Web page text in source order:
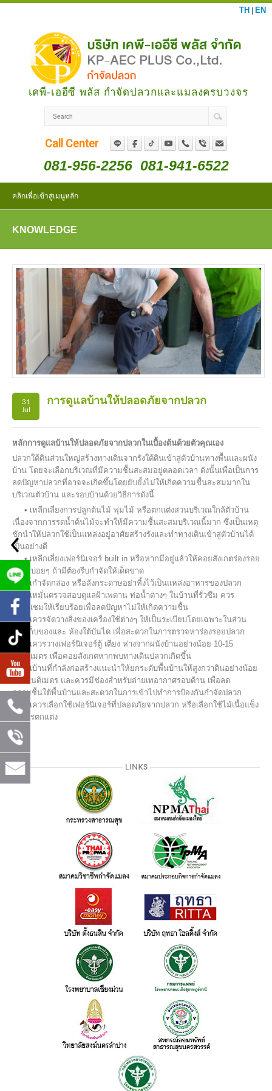
TH EN
เคพี-เออีซี พลัส กำจัดปลวกและแมลงครบวงจร
Call Center
081-956-2256 081-941-6522
คลิกเพื่อเข้าสู่เมนูหลัก
KNOWLEDGE
31
Jul
การดูแลบ้านให้ปลอดภัยจากปลวก
หลักการดูแลบ้านให้ปลอดภัยจากปลวกในเบื้องต้นด้วยตัวคุณเอง
ปลวกใต้ดินส่วนใหญ่สร้างทางเดินจากรังใต้ดินเข้าสู่ตัวบ้านทางพื้นและผนัง
บ้าน โดยจะเลือกบริเวณที่มีความชื้นสะสมอยู่ตลอดเวลา ดังนั้นเพื่อเป็นการ
ลดปัญหาปลวกที่อาจจะเกิดขึ้นโดยยับยั้งไม่ให้เกิดความชื้นสะสมมากใน
บริเวณตัวบ้าน และรอบบ้านด้วยวิธีการดังนี้
• เหลีกเลี่ยงการปลูกต้นไม้ พุ่มไม้ หรือตกแต่งสวนบริเวณใกล้ตัวบ้าน
เนื่องจากการรดน้ำต้นไม้จะทำให้มีความชื้นสะสมบริเวณนี้มาก ซึ่งเป็นเหตุ
ชักนำให้ปลวกใช้เป็นแหล่งอยู่อาศัยสร้างรังและทำทางเดินเข้าสู่ตัวบ้านได้
เป็นอย่างดี
• เหลีกเลี่ยงเฟอร์นิเจอร์ built in หรือหากมีอยู่แล้วให้คอยสังเกตร่องรอย
ปลวกบ่อยๆ ถ้ามีต้องรีบกำจัดให้เด็ดขาด
• เกำจัดกล่อง หรือลังกระดาษอย่าทิ้งไว้เป็นแหล่งอาหารของปลวก
• เหมั่นตรวจสอบดูแลฝ้าเพดาน ท่อน้ำต่างๆ ในบ้านที่รั่วซึม ควร
ซ่อมแซมให้เรียบร้อยเพื่อลดปัญหาไม่ให้เกิดความชื้น
• เควรจัดวางสิ่งของเครื่องใช้ต่างๆ ให้เป็นระเบียบโดยเฉพาะในส่วน
ห้องเก็บของและ ห้องใต้บันได เพื่อสะดวกในการตรวจหาร่องรอยปลวก
• เควรวางเฟอร์นิเจอร์ตู้ เตียง ห่างจากผนังบ้านอย่างน้อย 10-15
เซนติเมตร เพื่อคอยสังเกตหากพบทางเดินปลวกเกิดขึ้น
• เบ้านที่กำลังก่อสร้างแนะนำให้ยกระดับพื้นบ้านให้สูงกว่าดินอย่างน้อย
80 เซนติเมตร และควรมีช่องสำหรับถ่ายเทอากาศรอบด้าน เพื่อลด
ความชื้นใต้พื้นบ้านและสะดวกในการเข้าไปทำการป้องกันกำจัดปลวก
• เควรเลือกใช้เฟอร์นิเจอร์ที่ปลอดภัยจากปลวก หรือเลือกใช้ไม้เนื้อแข็ง
ในการตกแต่ง